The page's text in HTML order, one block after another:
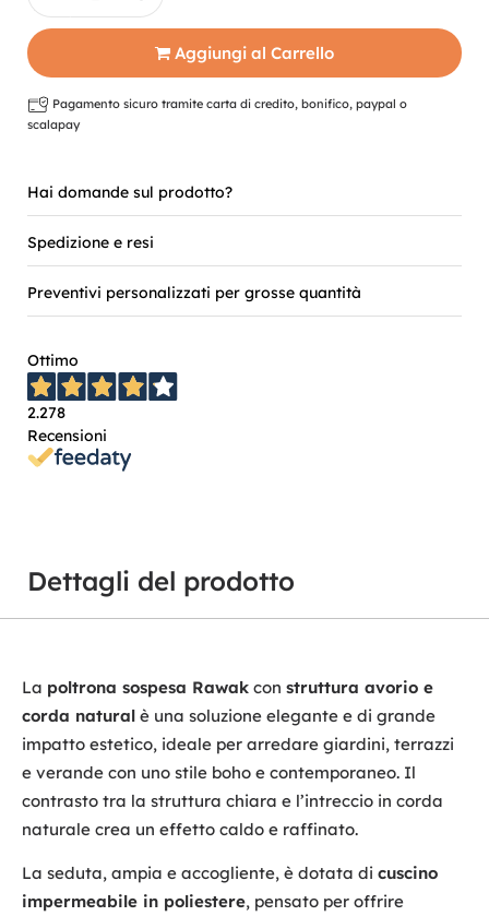
Aggiungi al Carrello
Pagamento sicuro tramite carta di credito, bonifico, paypal o
scalapay
Hai domande sul prodotto?
Spedizione e resi
Preventivi personalizzati per grosse quantità
Ottimo
2.278
Recensioni
Dettagli del prodotto
La poltrona sospesa Rawak con struttura avorio e
corda natural è una soluzione elegante e di grande
impatto estetico, ideale per arredare giardini, terrazzi
e verande con uno stile boho e contemporaneo. Il
contrasto tra la struttura chiara e l’intreccio in corda
naturale crea un effetto caldo e raffinato.
La seduta, ampia e accogliente, è dotata di cuscino
impermeabile in poliestere, pensato per offrire